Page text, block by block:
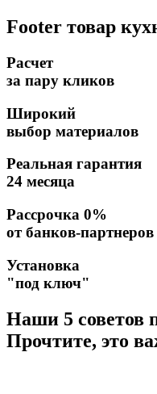
Footer товар
Расчет
за пару кликов
Широкий
выбор материалов
Реальная гарантия
24 месяца
Рассрочка 0%
от банков-партнеров
Установка
"под ключ"
Наши 5 советов
Прочтите, это